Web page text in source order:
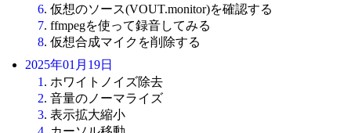
6. 仮想のソース(VOUT.monitor)を確認する
7. ffmpegを使って録音してみる
8. 仮想合成マイクを削除する
2025年01月19日
1 . ホワイトノイズ除去
2. 音量のノーマライズ
3. 表示拡大縮小